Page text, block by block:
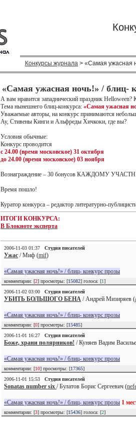
Конкурсы журнала > «Самая ужасная
«Самая ужасная ночь!» / блиц-
А вам нравится западнический праздник
Тема нынешнего блиц-конкурса: «Самая ужасная
Уважаемые авторы, на конкурс принимаются
Ау, Стивены Кинги и Альфреды Хичкоки, где вы?
Условия обычные:
Конкурс проводится
с 24.00 (время московское) 31 октября
до 24.00 (время московское) 03 ноября
Вознаграждение – 30 бонусов КАЖДОМУ
Время пошло!
Куратор конкурса – редактор литературно-
ИТОГИ КОНКУРСА:
В Блокноте эксперта
2006-11-03 01:37 Студия писателей
Ужас / Миф (mif)
«Самая ужасная ночь!» / блиц- конкурс прозы
комментарии: [2] просмотры: [15082] голоса: [1]
2006-11-02 03:00
Студия писателей
УБИТЬ БОЛЬШОГО БЕНА / Андрей Мизиряев (
«Самая ужасная ночь!» / блиц- конкурс прозы
комментарии: [0] просмотры: [15485]
2006-11-01 16:27
Студия писателей
Боже, храни полярников! / Куняев Вадим
«Самая ужасная ночь!» / блиц- конкурс прозы
комментарии: [10] просмотры: [17365]
2006-11-01 15:53
Студия писателей
Sonatas number six / Булатов Борис Сергеевич (
«Самая ужасная ночь!» / блиц- конкурс прозы 1
комментарии: [3] просмотры: [15436] голоса: [2]